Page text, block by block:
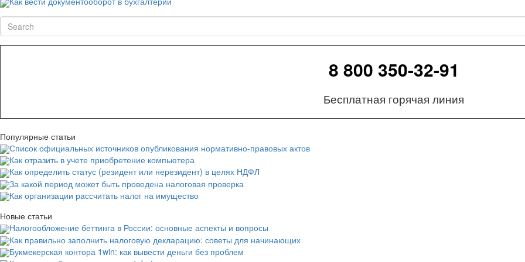
Search
8 800 350-32-91
Бесплатная горячая линия
Популярные статьи
Список официальных источников опубликования нормативно-правовых актов
Как отразить в учете приобретение компьютера
Как определить статус (резидент или нерезидент) в целях НДФЛ
За какой период может быть проведена налоговая проверка
Как организации рассчитать налог на имущество
Новые статьи
Налогообложение беттинга в России: основные аспекты и вопросы
Как правильно заполнить налоговую декларацию: советы для начинающих
Букмекерская контора 1win: как вывести деньги без проблем